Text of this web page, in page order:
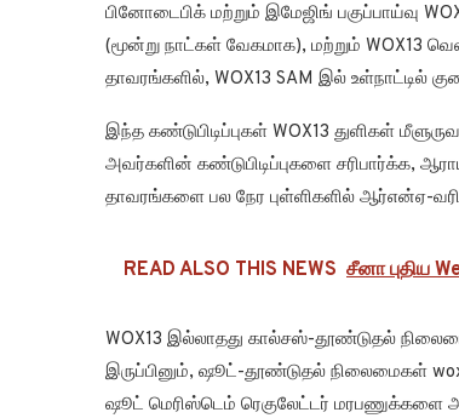
பினோடைபிக் மற்றும் இமேஜிங் பகுப்பாய்வு
(மூன்று நாட்கள் வேகமாக), மற்றும் WOX13
தாவரங்களில், WOX13 SAM இல் உள்நாட்டில்
இந்த கண்டுபிடிப்புகள் WOX13 துளிகள்
அவர்களின் கண்டுபிடிப்புகளை சரிபார்க்க,
தாவரங்களை பல நேர புள்ளிகளில் ஆர்என்ஏ-
READ ALSO THIS NEWS சீனா புதிய
WOX13 இல்லாதது கால்சஸ்-தூண்டுதல்
இருப்பினும், ஷூட்-தூண்டுதல் நிலைமைகள்
ஷூட் மெரிஸ்டெம் ரெகுலேட்டர் மரபணுக்களை